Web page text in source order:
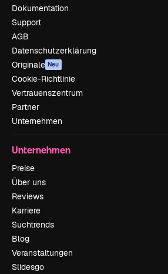
Dokumentation
Support
AGB
Datenschutzerklärung
Originale Neu
Cookie-Richtlinie
Vertrauenszentrum
Partner
Unternehmen
Unternehmen
Preise
Über uns
Reviews
Karriere
Suchtrends
Blog
Veranstaltungen
Slidesgo